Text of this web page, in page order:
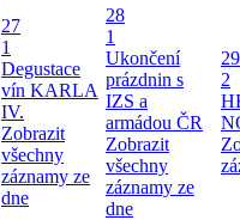
27
1
Degustace
vín KARLA
IV.
Zobrazit
všechny
záznamy ze
dne
28
1
Ukončení
prázdnin s
IZS a
armádou ČR
Zobrazit
všechny
záznamy ze
dne
29
2